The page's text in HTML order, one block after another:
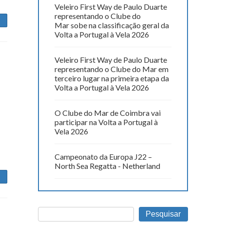
Veleiro First Way de Paulo Duarte
representando o Clube do
Mar sobe na classificação geral da
Volta a Portugal à Vela 2026
Veleiro First Way de Paulo Duarte
representando o Clube do Mar em
terceiro lugar na primeira etapa da
Volta a Portugal à Vela 2026
O Clube do Mar de Coimbra vai
participar na Volta a Portugal à
Vela 2026
Campeonato da Europa J22 –
North Sea Regatta - Netherland
Pesquisar